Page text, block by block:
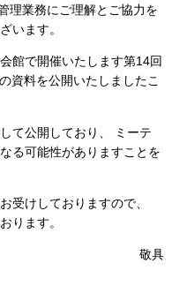
理業務にご理解とご協力を
います。
館で開催いたします第14回
資料を公開いたしましたこ
て公開しており、 ミーテ
る可能性がありますことを
受けしておりますので、
ります。
敬具